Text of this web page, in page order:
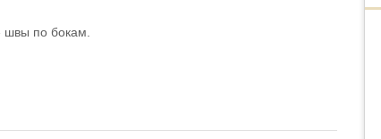
швы по бокам.